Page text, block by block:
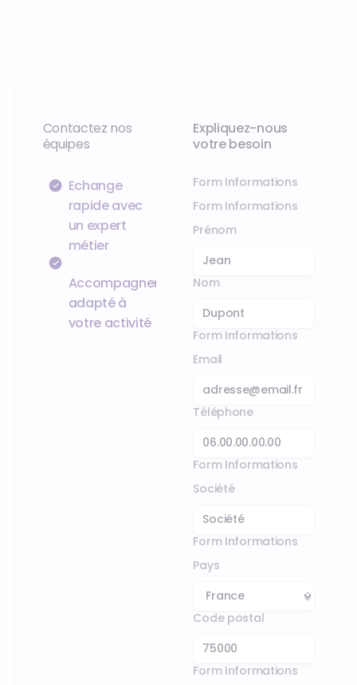
Contactez nos
équipes
Échange
rapide avec
un expert
métier
Accompagnement
adapté à
votre activité
Expliquez-nous
votre besoin
Form Informations
Form Informations
Prénom
Nom
Form Informations
Email
Téléphone
Form Informations
Société
Form Informations
Pays
Code postal
Form Informations